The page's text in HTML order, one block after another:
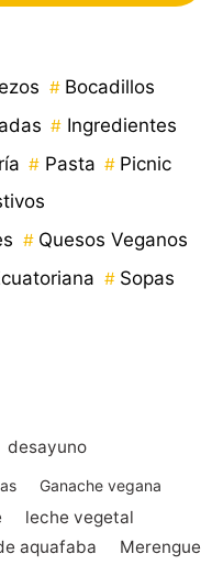
Bocadillos
Ingredientes
Pasta
Picnic
Quesos Veganos
Sopas
desayuno
Ganache vegana
leche vegetal
aquafaba
Merengue